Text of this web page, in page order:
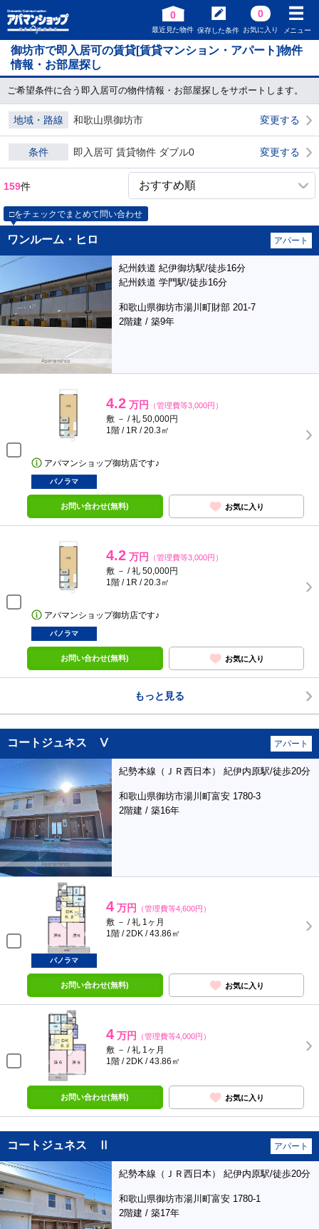
0
最近見た物件 保存した条件
0
お気に入り メニュー
御坊市で即入居可の賃貸[賃貸マンション・アパート]物件
情報・お部屋探し
ご希望条件に合う即入居可の物件情報・お部屋探しをサポートします。
地域・路線 和歌山県御坊市 変更する
条件 即入居可 賃貸物件 ダブル0 変更する
159件
□をチェックでまとめて問い合わせ
ワンルーム・ヒロ アパート
紀州鉄道 紀伊御坊駅/徒歩16分
紀州鉄道 学門駅/徒歩16分
和歌山県御坊市湯川町財部 201-7
2階建 / 築9年
4.2 万円 （管理費等3,000円）
敷 － / 礼 50,000円
1階 / 1R / 20.3㎡
アパマンショップ御坊店です♪
パノラマ
お問い合わせ(無料) お気に入り
4.2 万円 （管理費等3,000円）
敷 － / 礼 50,000円
1階 / 1R / 20.3㎡
アパマンショップ御坊店です♪
パノラマ
お問い合わせ(無料) お気に入り
もっと見る
コートジュネス Ⅴ アパート
紀勢本線（ＪＲ西日本） 紀伊内原駅/徒歩20分
和歌山県御坊市湯川町富安 1780-3
2階建 / 築16年
4 万円 （管理費等4,600円）
敷 － / 礼 1ヶ月
1階 / 2DK / 43.86㎡
パノラマ
お問い合わせ(無料) お気に入り
4 万円 （管理費等4,000円）
敷 － / 礼 1ヶ月
1階 / 2DK / 43.86㎡
お問い合わせ(無料) お気に入り
コートジュネス Ⅱ アパート
紀勢本線（ＪＲ西日本） 紀伊内原駅/徒歩20分
和歌山県御坊市湯川町富安 1780-1
2階建 / 築17年